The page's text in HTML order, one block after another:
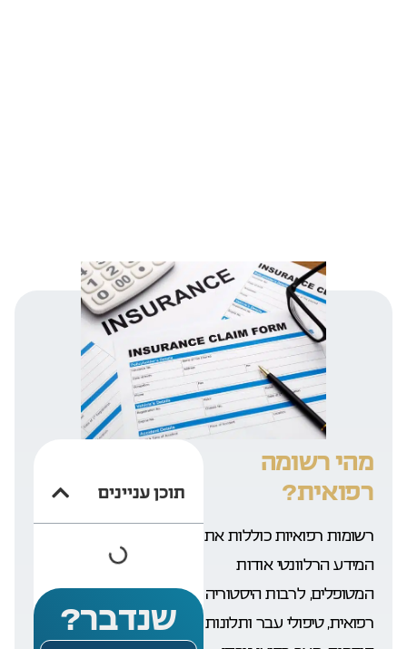
תוכן עניינים
שנדבר?
מהי רשומה
רפואית?
רשומות רפואיות כוללות את
המידע הרלוונטי אודות
המטופלים, לרבות היסטוריה
רפואית, טיפולי עבר ותלונות